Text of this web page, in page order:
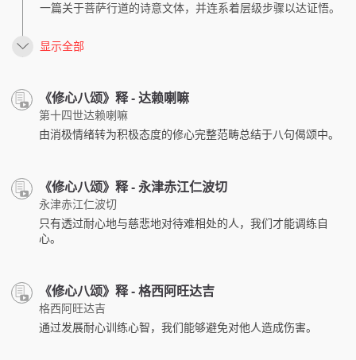
一篇关于菩萨行道的诗意文体，并连系着层级步骤以达证悟。
显示全部
《修心八颂》释 - 达赖喇嘛
第十四世达赖喇嘛
由消极情绪转为积极态度的修心完整范畴总结于八句偈颂中。
《修心八颂》释 - 永津赤江仁波切
永津赤江仁波切
只有透过耐心地与慈悲地对待难相处的人，我们才能调练自
心。
《修心八颂》释 - 格西阿旺达吉
格西阿旺达吉
通过发展耐心训练心智，我们能够避免对他人造成伤害。